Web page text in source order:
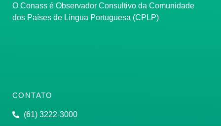
O Conass é Observador Consultivo da Comunidade
dos Países de Língua Portuguesa (CPLP)
CONTATO
(61) 3222-3000